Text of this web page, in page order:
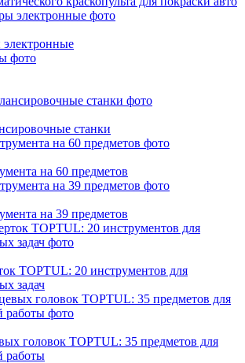
станки
на 60 предметов
на 39 предметов
TOPTUL: 20 инструментов для
задач
головок TOPTUL: 35 предметов для
работы